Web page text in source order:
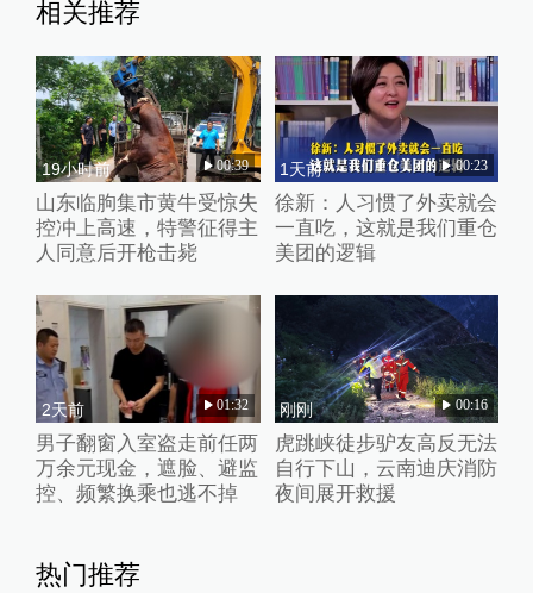
相关推荐
19小时前 00:39
山东临朐集市黄牛受惊失
控冲上高速，特警征得主
人同意后开枪击毙
1天前 00:23
徐新：人习惯了外卖就会
一直吃，这就是我们重仓
美团的逻辑
2天前 01:32
男子翻窗入室盗走前任两
万余元现金，遮脸、避监
控、频繁换乘也逃不掉
刚刚 00:16
虎跳峡徒步驴友高反无法
自行下山，云南迪庆消防
夜间展开救援
热门推荐